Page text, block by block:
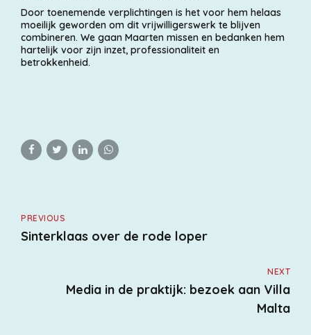
Door toenemende verplichtingen is het voor hem helaas
moeilijk geworden om dit vrijwilligerswerk te blijven
combineren. We gaan Maarten missen en bedanken hem
hartelijk voor zijn inzet, professionaliteit en
betrokkenheid.
PREVIOUS
Sinterklaas over de rode loper
NEXT
Media in de praktijk: bezoek aan Villa
Malta